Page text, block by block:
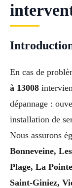
En cas de
à 13008
dépannage :
installation de
Nous assurons
Bonneveine,
Plage, La
Saint-Giniez,